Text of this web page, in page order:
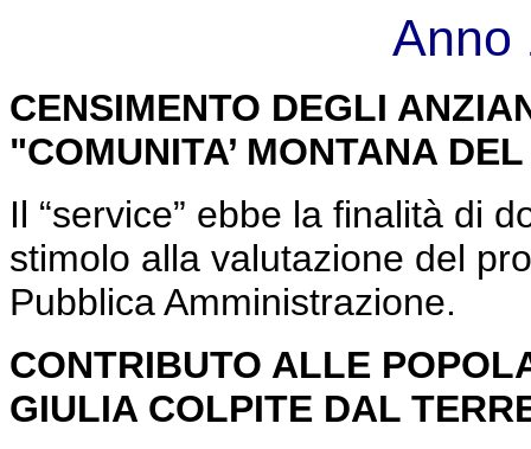
Anno
CENSIMENTO DEGLI
"COMUNITA’ MONTANA
Il “service” ebbe la finalità di
stimolo alla valutazione del
Pubblica Amministrazione.
CONTRIBUTO ALLE
GIULIA COLPITE DAL